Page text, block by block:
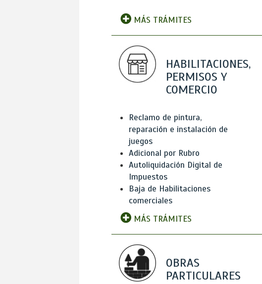
MÁS TRÁMITES
HABILITACIONES,
PERMISOS Y
COMERCIO
Reclamo de pintura,
reparación e instalación de
juegos
Adicional por Rubro
Autoliquidación Digital de
Impuestos
Baja de Habilitaciones
comerciales
MÁS TRÁMITES
OBRAS
PARTICULARES